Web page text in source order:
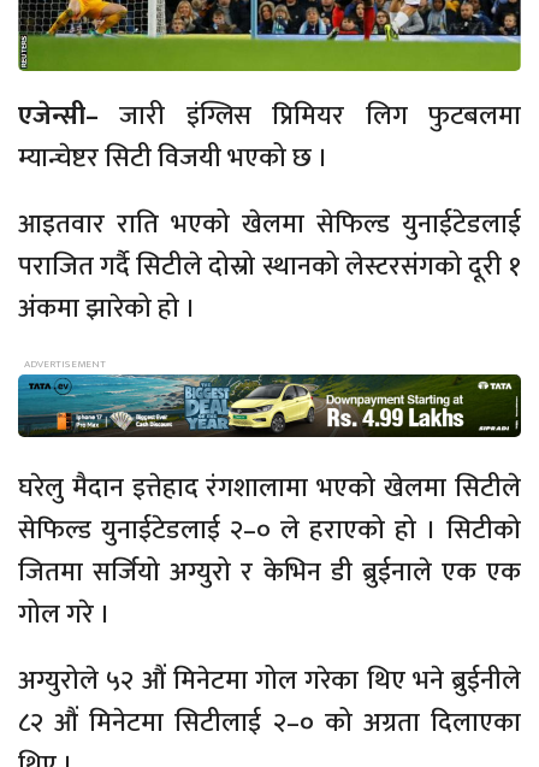
एजेन्सी– जारी इंग्लिस प्रिमियर लिग फुटबलमा
म्यान्चेष्टर सिटी विजयी भएको छ ।
आइतवार राति भएको खेलमा सेफिल्ड युनाईटेडलाई
पराजित गर्दै सिटीले दोस्रो स्थानको लेस्टरसंगको दूरी १
अंकमा झारेको हो ।
घरेलु मैदान इत्तेहाद रंगशालामा भएको खेलमा सिटीले
सेफिल्ड युनाईटेडलाई २–० ले हराएको हो । सिटीको
जितमा सर्जियो अग्युरो र केभिन डी ब्रुईनाले एक एक
गोल गरे ।
अग्युरोले ५२ औं मिनेटमा गोल गरेका थिए भने ब्रुईनीले
८२ औं मिनेटमा सिटीलाई २–० को अग्रता दिलाएका